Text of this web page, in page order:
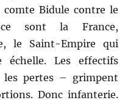
Bidule contre le
ce sont la France,
le Saint-Empire qui
échelle. Les effectifs
pertes – grimpent
Donc infanterie.